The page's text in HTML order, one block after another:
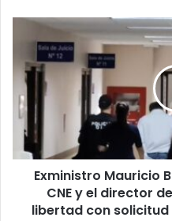
equipos
Pública
Exministro
Mauricio
Batalla,
presidente
la
el
director
Aviación
Exministro Mauricio
CNE y el director
libertad con